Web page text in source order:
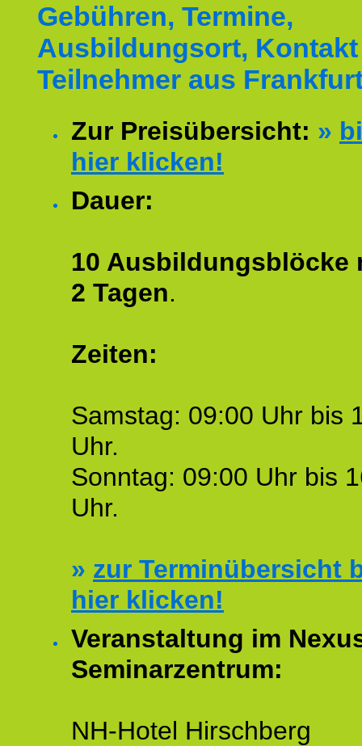
Gebühren, Termine,
Ausbildungsort,
Teilnehmer aus
Zur Preisübersicht: »
hier klicken!
Dauer:
10 Ausbildungsblöcke
2 Tagen.
Zeiten:
Samstag: 09:00 Uhr bis
Uhr.
Sonntag: 09:00 Uhr bis
Uhr.
» zur Terminübersicht
hier klicken!
Veranstaltung im
Seminarzentrum:
NH-Hotel Hirschberg